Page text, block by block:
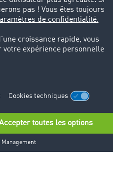
plate-forme de gestion
et repérer la
plus besoin d'alterner
transport de TimoCom
TimoCom permet aux
et de pouvoir
leurs capacités à
des véhicules en pleine
sur l'environnement",